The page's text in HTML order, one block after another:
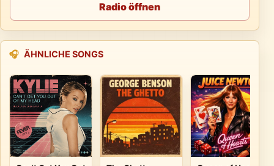
Radio öffnen
🎧 ÄHNLICHE SONGS